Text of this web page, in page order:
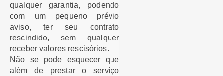
qualquer garantia, podendo
com um pequeno prévio
aviso, ter seu contrato
rescindido, sem qualquer
receber valores rescisórios.
Não se pode esquecer que
além de prestar o serviço